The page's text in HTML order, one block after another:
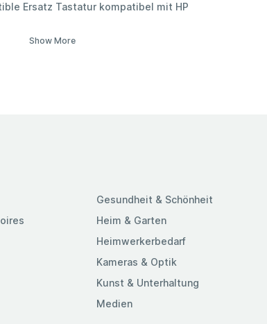
Ersatz Tastatur kompatibel mit HP
Show More
Gesundheit & Schönheit
Heim & Garten
Heimwerkerbedarf
Kameras & Optik
Kunst & Unterhaltung
Medien